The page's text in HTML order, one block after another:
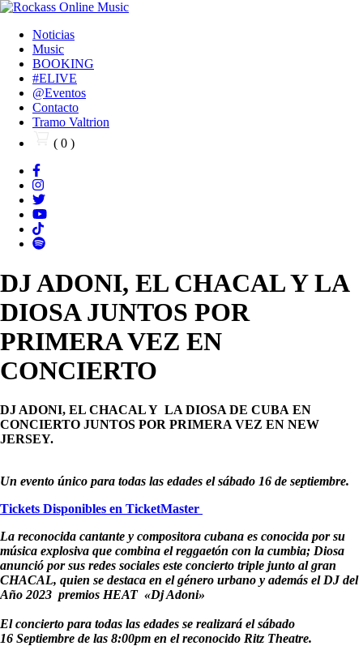
Noticias
Music
BOOKING
#ELIVE
@Eventos
Contacto
Tramo Valtrion
( 0 )
DJ ADONI, EL CHACAL Y LA
DIOSA JUNTOS POR
PRIMERA VEZ EN
CONCIERTO
DJ ADONI, EL CHACAL Y LA DIOSA DE CUBA EN
CONCIERTO JUNTOS POR PRIMERA VEZ EN NEW
JERSEY.
Un evento único para todas las edades el sábado 16 de septiembre.
Tickets Disponibles en TicketMaster
La reconocida cantante y compositora cubana es conocida por su
música explosiva que combina el reggaetón con la cumbia; Diosa
anunció por sus redes sociales este concierto triple junto al gran
CHACAL, quien se destaca en el género urbano y además el DJ del
Año 2023 premios HEAT «Dj Adoni»
El concierto para todas las edades se realizará el sábado
16 Septiembre de las 8:00pm en el reconocido Ritz Theatre.